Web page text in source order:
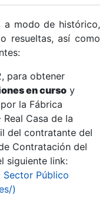
a modo de histórico,
resueltas, así como
para obtener
en curso y
la Fábrica
Casa de la
del contratante del
Contratación del
siguiente link:
Público
)